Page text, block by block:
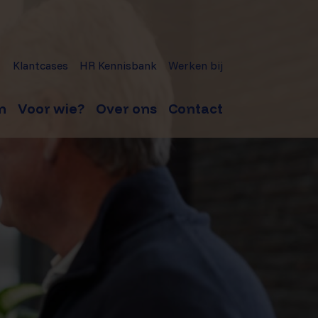
Klantcases HR Kennisbank Werken bij
Voor wie? Over ons Contact